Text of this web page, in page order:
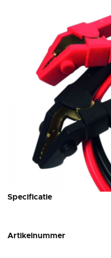
Specificatie
Artikelnummer
afbeeldingen-
Ga
van